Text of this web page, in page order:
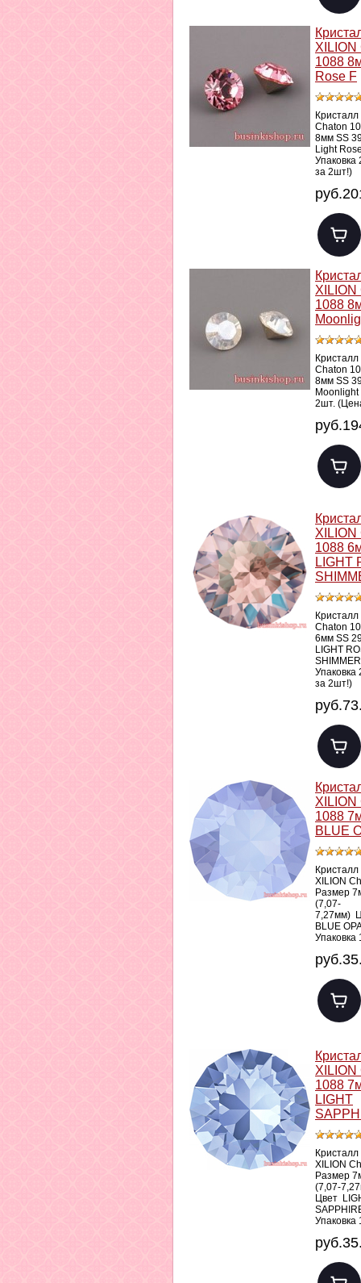
XILION
1088
Rose F
Chaton
8мм SS
Light
за 2шт!)
XILION
1088
Chaton
8мм SS
Moonlight
2шт.
XILION
1088
LIGHT
Chaton
6мм SS
LIGHT
за 2шт!)
XILION
1088
BLUE
Кристалл
XILION
Размер
(7,07-
7,27мм)
BLUE
Упаковка
XILION
1088
LIGHT
Кристалл
XILION
Размер
(7,07-
Цвет
Упаковка